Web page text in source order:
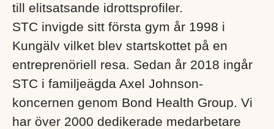
till elitsatsande idrottsprofiler.
STC invigde sitt första gym år 1998 i
Kungälv vilket blev startskottet på en
entreprenöriell resa. Sedan år 2018 ingår
STC i familjeägda Axel Johnson-
koncernen genom Bond Health Group. Vi
har över 2000 dedikerade medarbetare